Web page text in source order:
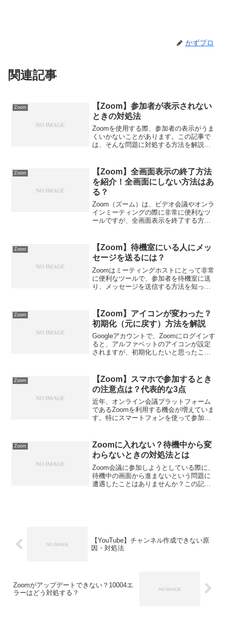
かずプロ
関連記事
Zoom
【Zoom】参加者が表示されない
ときの対処法
Zoomを使用する際、参加者の表示がうま
くいかないことがあります。この記事で
は、そんな問題に対処する方法を解説し
リービューへの切り替えは、Zoomを使う
際に非常に便...
Zoom
【Zoom】全画面表示の終了方法
を紹介！全画面にしない方法はあ
る？
Zoom（ズーム）は、ビデオ会議やオンラ
インミーティングの際に非常に便利なツ
ールですが、全画面表示を終了する方法
る方法を詳しく解説します。全画面表示
から簡単に抜け出...
Zoom
【Zoom】待機室にいる人にメッ
セージを送るには？
Zoomはミーティングホストにとって非常
に便利なツールで、参加者を待機室に送
り、メッセージを送信する方法を知って
詳しく説明します。【Zoom】待機室にい
る人にメッセージ...
Zoom
【Zoom】アイコンが変わった？
初期化（元に戻す）方法を解説
Googleアカウントで、Zoomにログインす
ると、アルファベットのアイコンが設定
されますが、初期化したいと思ったこと
（元に戻す）方法」について解説しま
す。Zoomアイコ...
Zoom
【Zoom】スマホで参加するとき
の注意点は？代表的な3点
近年、オンライン会議プラットフォーム
であるZoomを利用する機会が増えていま
す。特にスマートフォンを使って参加す
してZoomに参加する際の注意点について
詳しく解説します...
Zoom
Zoomに入れない？待機中から変
わらないときの対処法とは
Zoom会議に参加しようとしている際に、
待機中の画面から進まないという問題に
遭遇したことはありませんか？この記事
【YouTube】チャンネル作成できない原
因・対処法
Zoomがアップデートできない？10004エ
ラーはどう対処する？